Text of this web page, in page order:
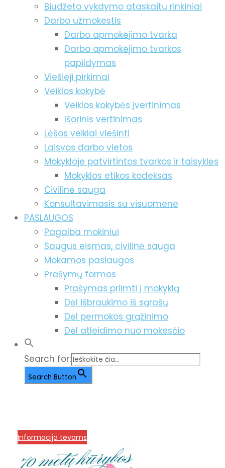
Biudžeto vykdymo ataskaitų rinkiniai
Darbo užmokestis
Darbo apmokėjimo tvarka
Darbo apmokėjimo tvarkos
papildymas
Viešieji pirkimai
Veiklos kokybė
Veiklos kokybės įvertinimas
Išorinis vertinimas
Lėšos veiklai viešinti
Laisvos darbo vietos
Mokykloje patvirtintos tvarkos ir taisyklės
Mokyklos etikos kodeksas
Civilinė sauga
Konsultavimasis su visuomene
PASLAUGOS
Pagalba mokiniui
Saugus eismas, civilinė sauga
Mokamos paslaugos
Prašymų formos
Prašymas priimti į mokyklą
Dėl išbraukimo iš sąrašų
Dėl permokos grąžinimo
Dėl atleidimo nuo mokesčio
Search for:
Search Button
Informacija tėvams